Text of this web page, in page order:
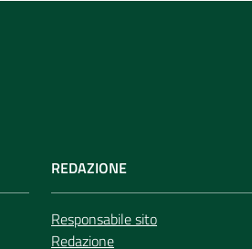
REDAZIONE
Responsabile sito
Redazione